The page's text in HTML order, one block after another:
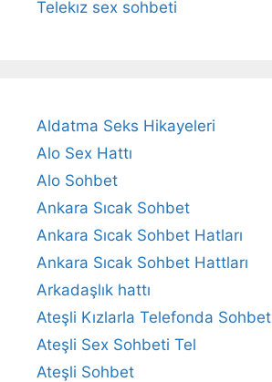
Telekız sex sohbeti
Aldatma Seks Hikayeleri
Alo Sex Hattı
Alo Sohbet
Ankara Sıcak Sohbet
Ankara Sıcak Sohbet Hatları
Ankara Sıcak Sohbet Hattları
Arkadaşlık hattı
Ateşli Kızlarla Telefonda Sohbet
Ateşli Sex Sohbeti Tel
Ateşli Sohbet